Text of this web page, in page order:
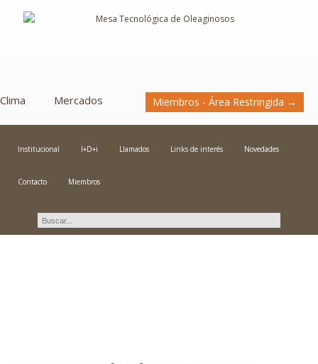
Clima Mercados Miembros - Área Restringida →
Institucional I+D+i Llamados Links de interés Novedades
Contacto Miembros